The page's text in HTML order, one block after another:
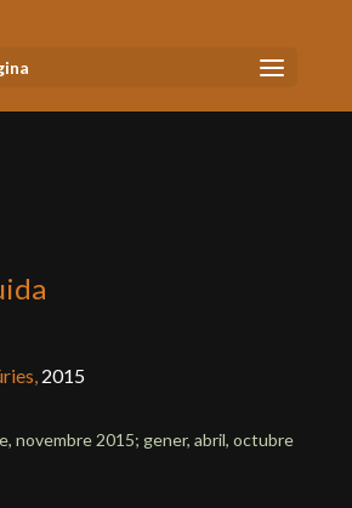
2015
novembre 2015; gener, abril, octubre